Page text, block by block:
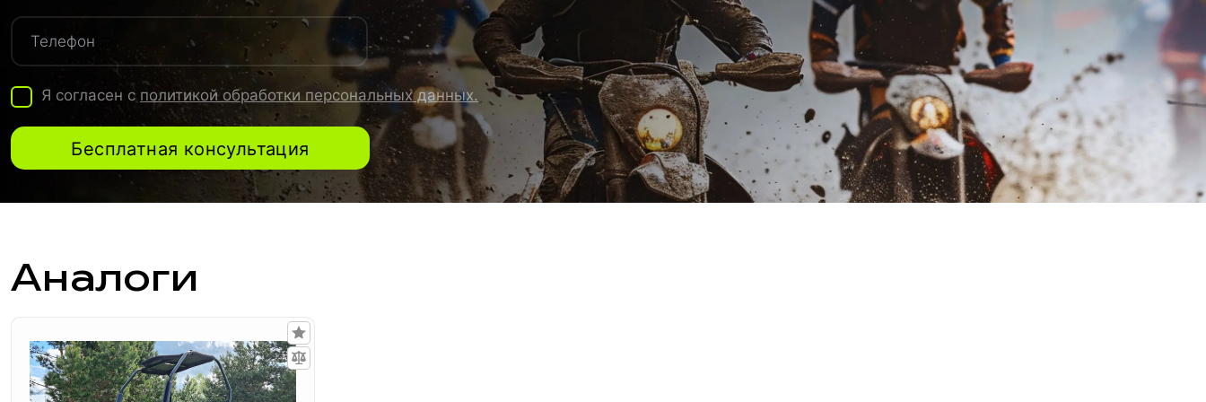
5 490 ₽
Я согласен с политикой обработки персональных данных.
Бесплатная консультация
Аналоги